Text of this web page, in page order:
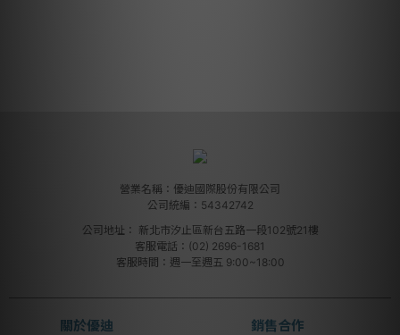
營業名稱：優迪國際股份有限公司
公司統編：54342742
公司地址： 新北市汐止區新台五路一段102號21樓
客服電話：(02) 2696-1681
客服時間：週一至週五 9:00~18:00
關於優迪 銷售合作